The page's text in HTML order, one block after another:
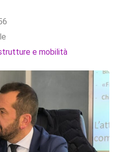
e mobilità